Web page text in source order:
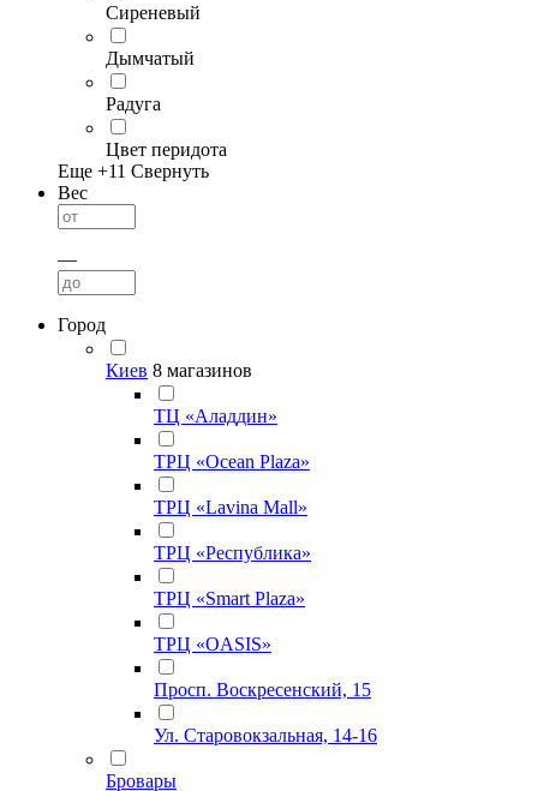
Сиреневый
Дымчатый
Радуга
Цвет перидота
Еще +11 Свернуть
Вес
—
Город
Киев 8 магазинов
ТЦ «Аладдин»
ТРЦ «Ocean Plaza»
ТРЦ «Lavina Mall»
ТРЦ «Республика»
ТРЦ «Smart Plaza»
ТРЦ «OASIS»
Просп. Воскресенский, 15
Ул. Старовокзальная, 14-16
Бровары